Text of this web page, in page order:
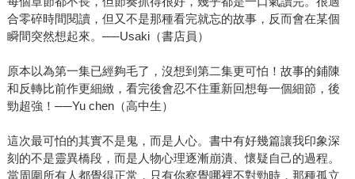
合零碎時間閱讀，但又不是那種看完就忘的故事，反而會在某個
瞬間突然想起來。──Usaki（書店員）
原本以為第一集已經夠毛了，沒想到第二集更可怕！故事的鋪陳
和反轉比前作更細緻，看完後會忍不住重新回想每一個細節，後
勁超強！──Yu chen（高中生）
這次最可怕的其實不是鬼，而是人心。書中有好幾篇讓我印象深
刻的不是靈異橋段，而是人物心理逐漸崩潰、懷疑自己的過程。
當周圍所有人都覺得正常，只有你察覺哪裡不對勁時，那種孤立